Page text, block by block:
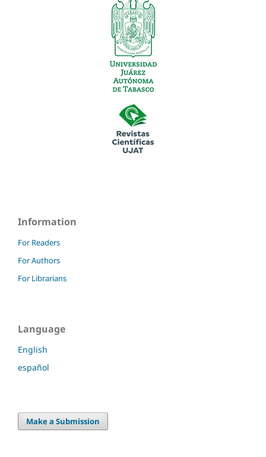
Information
For Readers
For Authors
For Librarians
Language
English
español
Make a Submission